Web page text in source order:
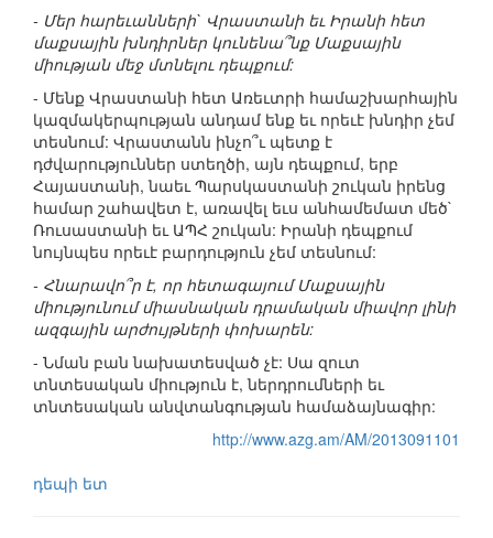
- Մեր հարեւանների` Վրաստանի եւ Իրանի հետ
մաքսային խնդիրներ կունենա՞նք Մաքսային
միության մեջ մտնելու դեպքում:
- Մենք Վրաստանի հետ Առեւտրի համաշխարհային
կազմակերպության անդամ ենք եւ որեւէ խնդիր չեմ
տեսնում: Վրաստանն ինչո՞ւ պետք է
դժվարություններ ստեղծի, այն դեպքում, երբ
Հայաստանի, նաեւ Պարսկաստանի շուկան իրենց
համար շահավետ է, առավել եւս անհամեմատ մեծ`
Ռուսաստանի եւ ԱՊՀ շուկան: Իրանի դեպքում
նույնպես որեւէ բարդություն չեմ տեսնում:
- Հնարավո՞ր է, որ հետագայում Մաքսային
միությունում միասնական դրամական միավոր լինի
ազգային արժույթների փոխարեն:
- Նման բան նախատեսված չէ: Սա զուտ
տնտեսական միություն է, ներդրումների եւ
տնտեսական անվտանգության համաձայնագիր:
http://www.azg.am/AM/2013091101
դեպի ետ